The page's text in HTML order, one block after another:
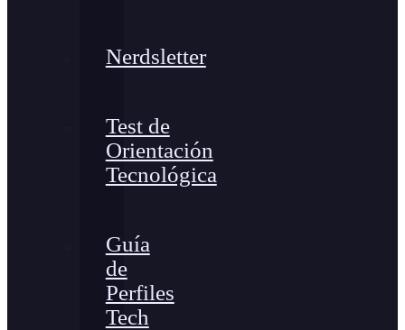
Nerdsletter
Test de
Orientación
Tecnológica
Guía
de
Perfiles
Tech